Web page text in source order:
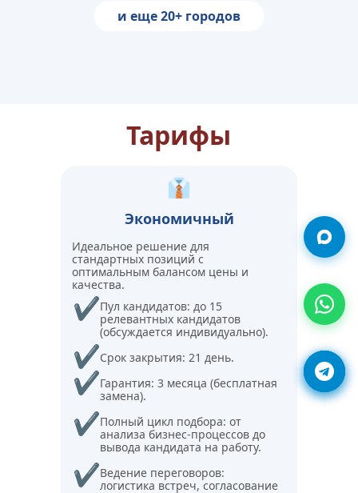
и еще 20+ городов
Тарифы
👔
Экономичный
Идеальное решение для
стандартных позиций с
оптимальным балансом цены и
качества.
✔Пул кандидатов: до 15
релевантных кандидатов
(обсуждается индивидуально).
Срок закрытия: 21 день.
Гарантия: 3 месяца (бесплатная
замена).
Полный цикл подбора: от
анализа бизнес-процессов до
вывода кандидата на работу.
Ведение переговоров:
логистика встреч, согласование
✔
✔
✔
✔